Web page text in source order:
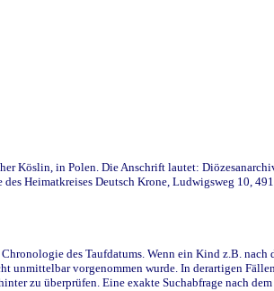
Köslin, in Polen. Die Anschrift lautet:
Heimatkreises Deutsch Krone, Ludwigsweg 10,
des Taufdatums. Wenn ein Kind z.B.
unmittelbar vorgenommen wurde. In derartigen
zu überprüfen. Eine exakte Suchabfrage nach